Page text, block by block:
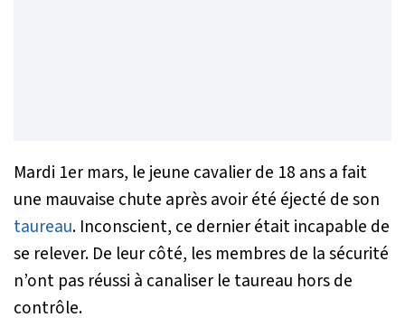
Mardi 1er mars, le jeune cavalier de 18 ans a fait
une mauvaise chute après avoir été éjecté de son
taureau. Inconscient, ce dernier était incapable de
se relever. De leur côté, les membres de la sécurité
n’ont pas réussi à canaliser le taureau hors de
contrôle.